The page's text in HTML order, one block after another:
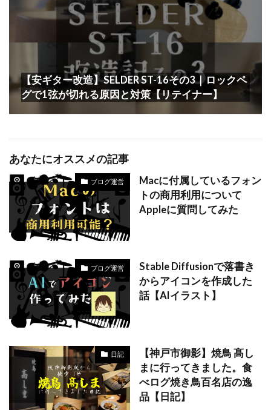
【安ギター改造】SELDER ST-16その3｜ロックペ
グで1弦が切れる原因と対策【リテイナー】
あなたにオススメの記事
ブログ運営
Macに付属しているフォン
トの商用利用について
Appleに質問してみた
ブログ運営
Stable Diffusionで落書き
からアイコンを作成した
話【AIイラスト】
日記
【神戸市御影】焼鳥 髙し
まに行ってきました。食
べログ焼き鳥百名店の逸
品【日記】